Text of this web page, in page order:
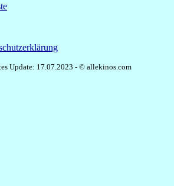
Update: 17.07.2023 - © allekinos.com